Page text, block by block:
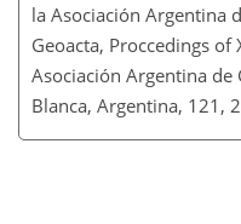
la Asociación Argentina
Geoacta, Proccedings of
Asociación Argentina de
Blanca, Argentina, 121,